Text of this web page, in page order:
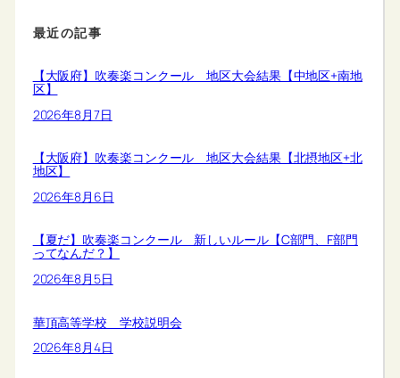
最近の記事
【大阪府】吹奏楽コンクール 地区大会結果【中地区+南地
区】
2026年8月7日
【大阪府】吹奏楽コンクール 地区大会結果【北摂地区+北
地区】
2026年8月6日
【夏だ】吹奏楽コンクール 新しいルール【C部門、F部門
ってなんだ？】
2026年8月5日
華頂高等学校 学校説明会
2026年8月4日